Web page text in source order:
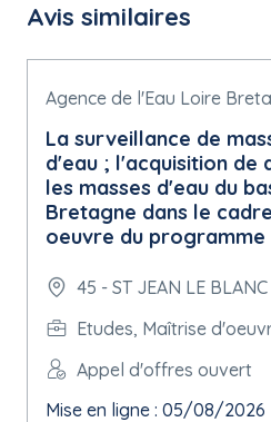
Avis similaires
Agence de l'Eau Loire
La surveillance de
d'eau ; l'acquisition de
les masses d'eau du
Bretagne dans le
oeuvre du programme
45 - ST JEAN LE BLANC
Etudes, Maîtrise
Appel d'offres ouvert
Mise en ligne : 05/08/2026